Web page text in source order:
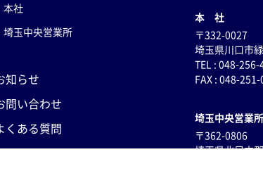
本社
埼玉中央営業所
知らせ
問い合わせ
くある質問
本 社
〒332-0027
埼玉県川口市
TEL : 048-256-
FAX : 048-
埼玉中央営業所
〒362-0806
埼玉県北足立